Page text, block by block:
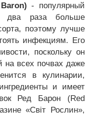
- популярный
два раза больше
поэтому лучше
инфекциям. Его
поскольку он
на всех почвах даже
в кулинарии,
и имеет
Ред Барон (Red
«Світ Рослин»,